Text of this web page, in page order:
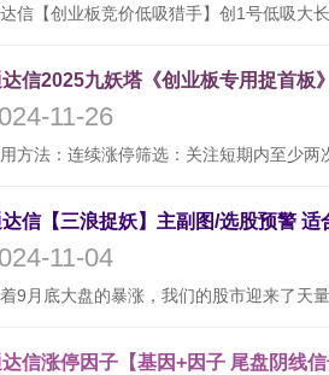
信2025九妖塔《创业板专用捉首板
11-26
11-04
信涨停因子【基因+因子 尾盘阴线